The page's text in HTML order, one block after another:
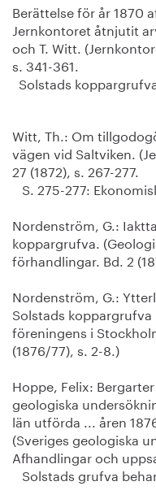
Berättelse för år 1870
Jernkontoret åtnjutit
och T. Witt.
s. 341-361.
Solstads
Witt, Th.: Om
vägen vid Saltviken.
27 (1872), s. 267-277.
S. 275-277:
Nordenström, G.:
koppargrufva.
förhandlingar. Bd. 2
Nordenström, G.:
Solstads
föreningens i
(1876/77), s. 2-8.)
Hoppe, Felix:
geologiska
län utförda ... åren
(Sveriges geologiska
Afhandlingar och
Solstads grufva